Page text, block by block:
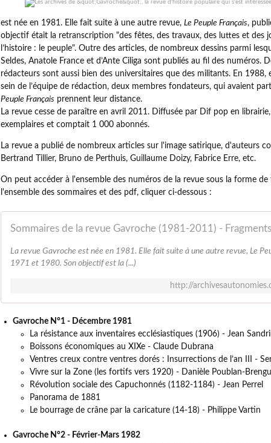
est née en 1981. Elle fait suite à une autre revue, Le Peuple Français,
objectif était la retranscription "des fêtes, des travaux, des luttes et des
l’histoire : le peuple". Outre des articles, de nombreux dessins parmi
Seldes, Anatole France et d’Ante Ciliga sont publiés au fil des numéros.
rédacteurs sont aussi bien des universitaires que des militants. En 1988,
sein de l’équipe de rédaction, deux membres fondateurs, qui avaient
Peuple Français prennent leur distance.
La revue cesse de paraître en avril 2011. Diffusée par Dif pop en
exemplaires et comptait 1 000 abonnés.
La revue a publié de nombreux articles sur l'image satirique, d'auteurs
Bertrand Tillier, Bruno de Perthuis, Guillaume Doizy, Fabrice Erre, etc.
On peut accéder à l'ensemble des numéros de la revue sous la forme
l'ensemble des sommaires et des pdf, cliquer ci-dessous :
La revue Gavroche est née en 1981. Elle fait suite à une autre revue, Le
1971 et 1980. Son objectif est la (...)
http://
Gavroche N°1 - Décembre 1981
La résistance aux inventaires ecclésiastiques (1906) - Jean
Boissons économiques au XIXe - Claude Dubrana
Ventres creux contre ventres dorés : Insurrections de l’an III -
Vivre sur la Zone (les fortifs vers 1920) - Danièle Poublan-
Révolution sociale des Capuchonnés (1182-1184) - Jean Perrel
Panorama de 1881
Le bourrage de crâne par la caricature (14-18) - Philippe Vartin
Gavroche N°2 - Février-Mars 1982